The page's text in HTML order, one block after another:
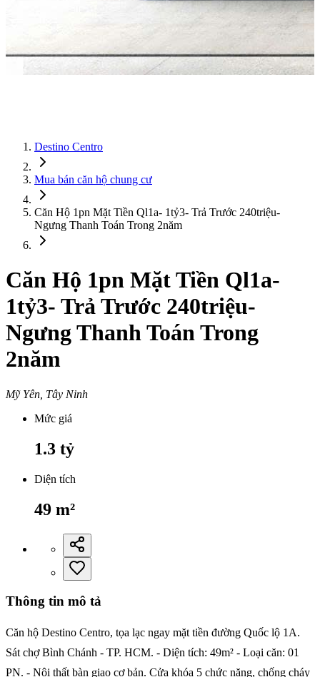
Destino Centro
Mua bán căn hộ chung cư
Căn Hộ 1pn Mặt Tiền Ql1a- 1tỷ3- Trả Trước 240triệu-
Ngưng Thanh Toán Trong 2năm
Căn Hộ 1pn Mặt Tiền Ql1a-
1tỷ3- Trả Trước 240triệu-
Ngưng Thanh Toán Trong
2năm
Mỹ Yên, Tây Ninh
Mức giá
1.3 tỷ
Diện tích
49 m²
Thông tin mô tả
Căn hộ Destino Centro, tọa lạc ngay mặt tiền đường Quốc lộ 1A.
Sát chợ Bình Chánh - TP. HCM. - Diện tích: 49m² - Loại căn: 01
PN. - Nội thất bàn giao cơ bản. Cửa khóa 5 chức năng, chống cháy